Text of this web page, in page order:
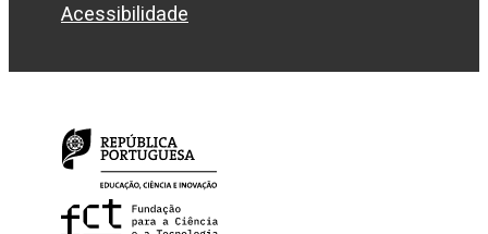
Acessibilidade